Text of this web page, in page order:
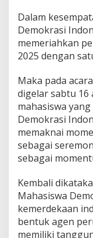
Dalam
Demokrasi
memeriahkan
2025 dengan
Maka pada
digelar sabtu 16
mahasiswa
Demokrasi
memaknai
sebagai
sebagai
Kembali
Mahasiswa
kemerdekaan
bentuk agen
memiliki